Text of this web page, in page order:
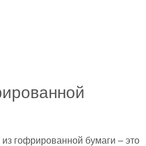
гофрированной бумаги – это